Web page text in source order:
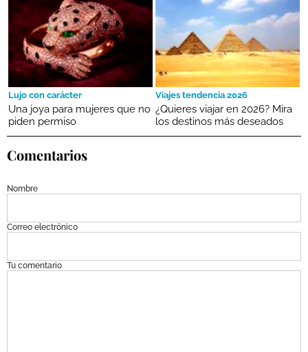
Lujo con carácter
Una joya para mujeres que no
piden permiso
Viajes tendencia 2026
¿Quieres viajar en 2026? Mira
los destinos más deseados
Comentarios
Nombre
Correo electrónico
Tu comentario